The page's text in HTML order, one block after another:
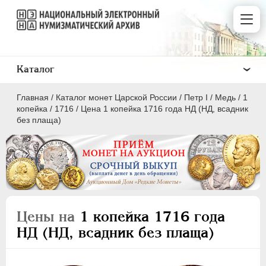
Главная / Каталог монет Царской России / Пeтр I / Медь / 1
копейка / 1716 / Цена 1 копейка 1716 года НД (НД, всадник
без плаща)
Цены на 1 копейка 1716 года
НД (НД, всадник без плаща)
Каталог
ПEТР I 1699 - 1725
Серебро
Медь